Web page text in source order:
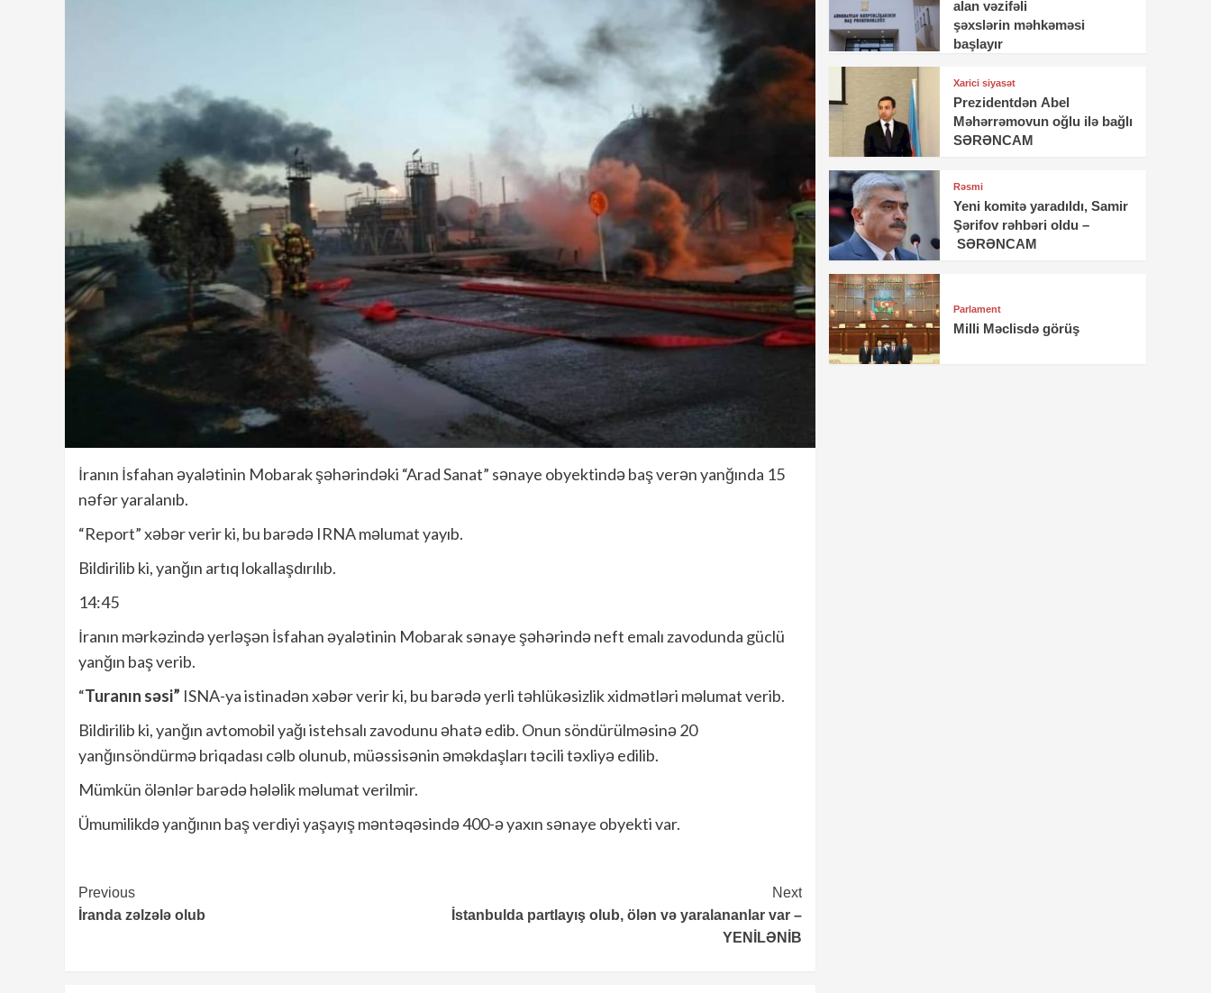
İranın İsfahan əyalətinin Mobarak şəhərindəki “Arad Sanat” sənaye obyektində baş verən yanğında 15
nəfər yaralanıb.
“Report” xəbər verir ki, bu barədə IRNA məlumat yayıb.
Bildirilib ki, yanğın artıq lokallaşdırılıb.
14:45
İranın mərkəzində yerləşən İsfahan əyalətinin Mobarak sənaye şəhərində neft emalı zavodunda güclü
yanğın baş verib.
“Turanın səsi” ISNA-ya istinadən xəbər verir ki, bu barədə yerli təhlükəsizlik xidmətləri məlumat verib.
Bildirilib ki, yanğın avtomobil yağı istehsalı zavodunu əhatə edib. Onun söndürülməsinə 20
yanğınsöndürmə briqadası cəlb olunub, müəssisənin əməkdaşları təcili təxliyə edilib.
Mümkün ölənlər barədə hələlik məlumat verilmir.
Ümumilikdə yanğının baş verdiyi yaşayış məntəqəsində 400-ə yaxın sənaye obyekti var.
Continue
Reading
Previous
İranda zəlzələ olub
Next
İstanbulda partlayış olub, ölən və yaralananlar var –
YENİLƏNİB
alan vəzifəli
şəxslərin məhkəməsi
başlayır
Xarici siyasət
Prezidentdən Abel
Məhərrəmovun oğlu ilə bağlı
SƏRƏNCAM
Rəsmi
Yeni komitə yaradıldı, Samir
Şərifov rəhbəri oldu –
SƏRƏNCAM
Parlament
Milli Məclisdə görüş